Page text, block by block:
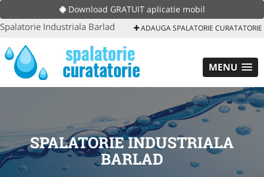
Download GRATUIT aplicatie mobil
Spalatorie Industriala Barlad ADAUGA SPALATORIE CURATATORIE
MENU
SPALATORIE INDUSTRIALA
BARLAD